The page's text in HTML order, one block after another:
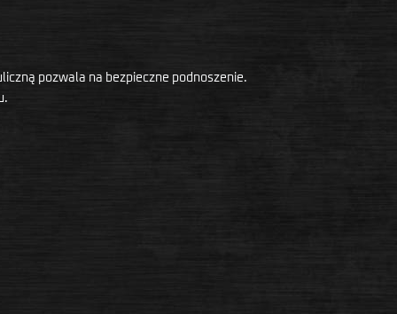
pozwala na bezpieczne podnoszenie.